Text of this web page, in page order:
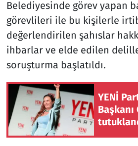
Belediyesinde görev yapan
görevlileri ile bu kişilerle
değerlendirilen şahıslar
ihbarlar ve elde edilen
soruşturma başlatıldı.
YENİ
Televizyon